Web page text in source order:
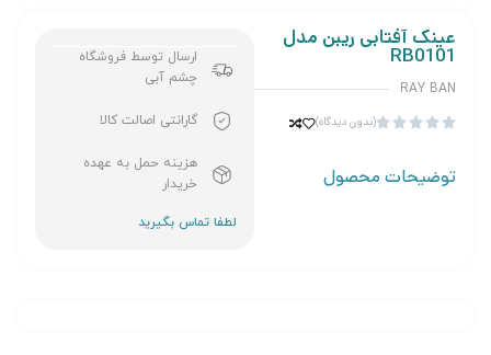
عینک آفتابی ریبن مدل
RB0101
RAY BAN




(بدون دیدگاه)
توضیحات محصول
ارسال توسط فروشگاه
چشم آبی
گارانتی اصالت کالا
هزینه حمل به عهده
خریدار